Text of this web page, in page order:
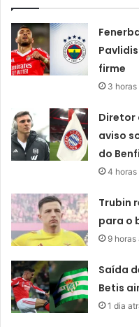
firme
3 horas
Diretor
aviso
do
4 horas
Trubin
para o
9 horas
Saída
Betis
1 dia